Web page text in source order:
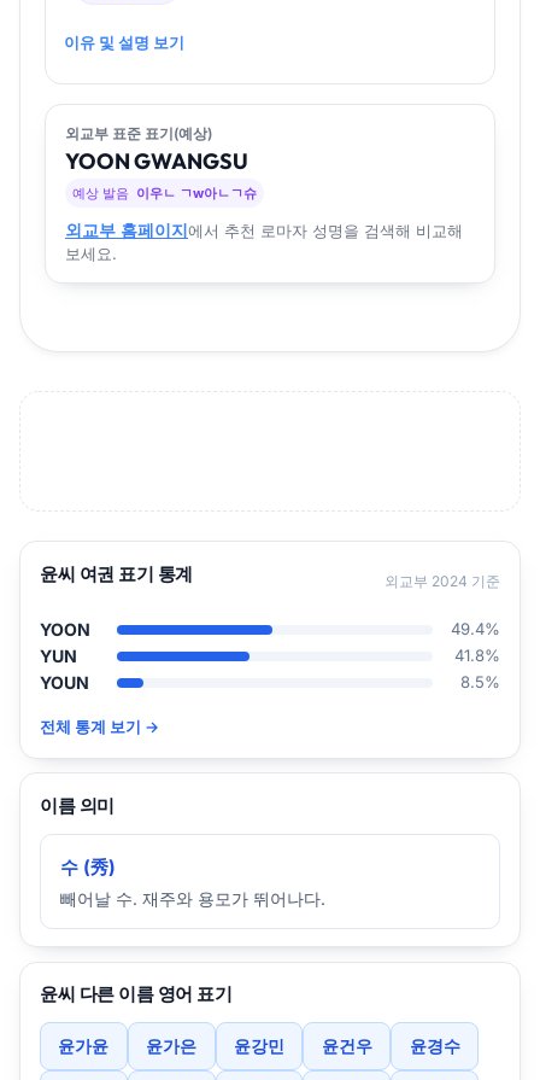
이유 및 설명 보기
외교부 표준 표기(예상)
YOONGWANGSU
예상 발음 이우ㄴ ㄱw아ㄴㄱ슈
외교부 홈페이지에서 추천 로마자 성명을 검색해 비교해
보세요.
윤씨 여권 표기 통계 외교부 2024 기준
YOON 49.4%
YUN 41.8%
YOUN 8.5%
전체 통계 보기 →
이름 의미
수 (秀)
빼어날 수. 재주와 용모가 뛰어나다.
윤씨 다른 이름 영어 표기
윤가윤 윤가은 윤강민 윤건우 윤경수